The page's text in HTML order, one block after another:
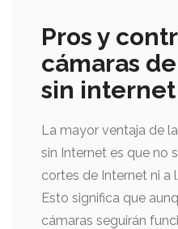
Pros y
cámaras
sin internet
La mayor ventaja de
sin Internet es que no
cortes de Internet ni a
Esto significa que
cámaras seguirán